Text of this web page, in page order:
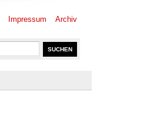
Impressum Archiv